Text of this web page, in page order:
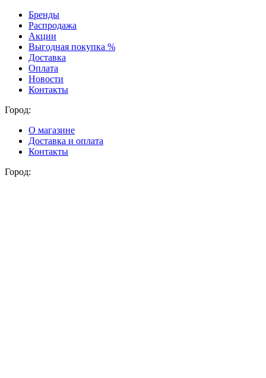
Бренды
Распродажа
Акции
Выгодная покупка %
Доставка
Оплата
Новости
Контакты
Город:
О магазине
Доставка и оплата
Контакты
Город: